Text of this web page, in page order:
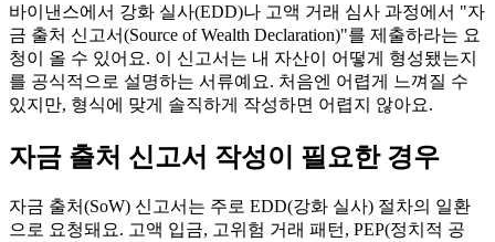
바이낸스에서 강화 실사(EDD)나 고액 거래 심사 과정에서 "자
금 출처 신고서(Source of Wealth Declaration)"를 제출하라는 요
청이 올 수 있어요. 이 신고서는 내 자산이 어떻게 형성됐는지
를 공식적으로 설명하는 서류예요. 처음엔 어렵게 느껴질 수
있지만, 형식에 맞게 솔직하게 작성하면 어렵지 않아요.
자금 출처 신고서 작성이 필요한 경우
자금 출처(SoW) 신고서는 주로 EDD(강화 실사) 절차의 일환
으로 요청돼요. 고액 입금, 고위험 거래 패턴, PEP(정치적 공